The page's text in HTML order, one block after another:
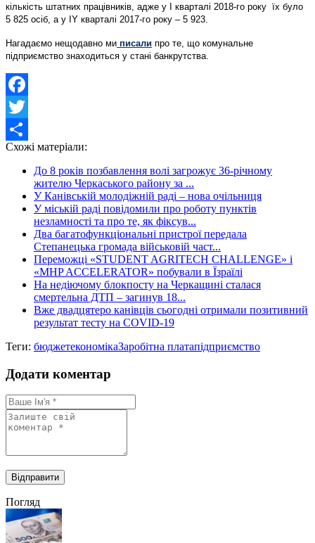
кількість штатних працівників, адже у I кварталі 2018-го року їх було
5 825 осіб, а у IY кварталі 2017-го року – 5 923.
Нагадаємо нещодавно ми писали про те, що комунальне
підприємство знаходиться у стані банкрутства.
Facebook
Twitter
Share
Схожі матеріали:
До 8 років позбавлення волі загрожує 36-річному
жителю Черкаського району за ...
У Канівській молодіжній раді – нова очільниця
У міській раді повідомили про роботу пунктів
незламності та про те, як фіксув...
Два багатофункціональні пристрої передала
Степанецька громада військовій част...
Переможці «STUDENT AGRITECH CHALLENGE» і
«MHP ACCELERATOR» побували в Їзраїлі
На недіючому блокпосту на Черкащині сталася
смертельна ДТП – загинув 18...
Вже двадцятеро канівців сьогодні отримали позитивний
результат тесту на COVID-19
Теги: бюджетекономікаЗаробітна платапідприємство
Додати коментар
Погляд